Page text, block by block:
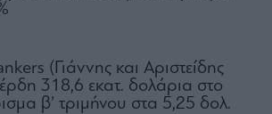
(Γιάννης και Αριστείδης
318,6 εκατ. δολάρια στο
β’ τριμήνου στα 5,25 δολ.